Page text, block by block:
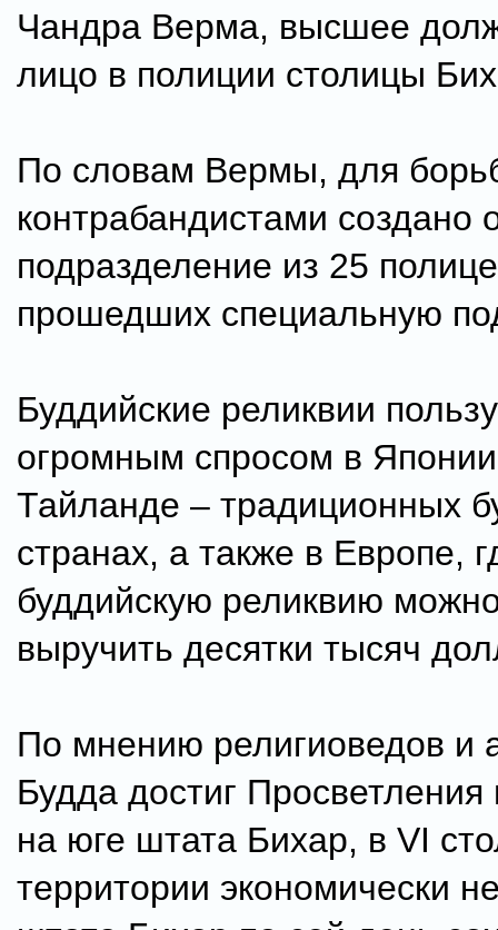
Чандра Верма, высшее
лицо в полиции столицы
По словам Вермы, для
контрабандистами создано
подразделение из 25
прошедших специальную
Буддийские реликвии
огромным спросом в
Тайланде – традиционных
странах, а также в Европе,
буддийскую реликвию
выручить десятки тысяч
По мнению религиоведов и
Будда достиг Просветления
на юге штата Бихар, в VI
территории экономически